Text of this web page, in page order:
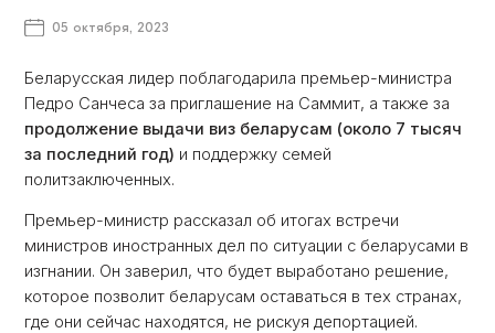
05 октября, 2023
Беларусская лидер поблагодарила премьер-министра
Педро Санчеса за приглашение на Саммит, а также за
продолжение выдачи виз беларусам (около 7 тысяч
за последний год) и поддержку семей
политзаключенных.
Премьер-министр рассказал об итогах встречи
министров иностранных дел по ситуации с беларусами в
изгнании. Он заверил, что будет выработано решение,
которое позволит беларусам оставаться в тех странах,
где они сейчас находятся, не рискуя депортацией.